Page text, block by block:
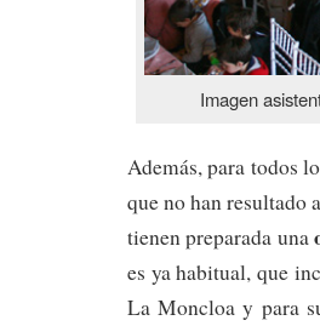
Imagen
Además, para todos
que no han resultado
tienen preparada una
es ya habitual, que
La Moncloa y para